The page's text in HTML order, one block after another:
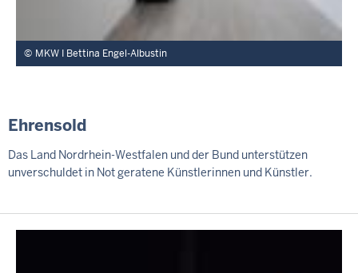
MKW I Bettina Engel-Albustin
Ehrensold
Das Land Nordrhein-Westfalen und der Bund unterstützen
unverschuldet in Not geratene Künstlerinnen und Künstler.